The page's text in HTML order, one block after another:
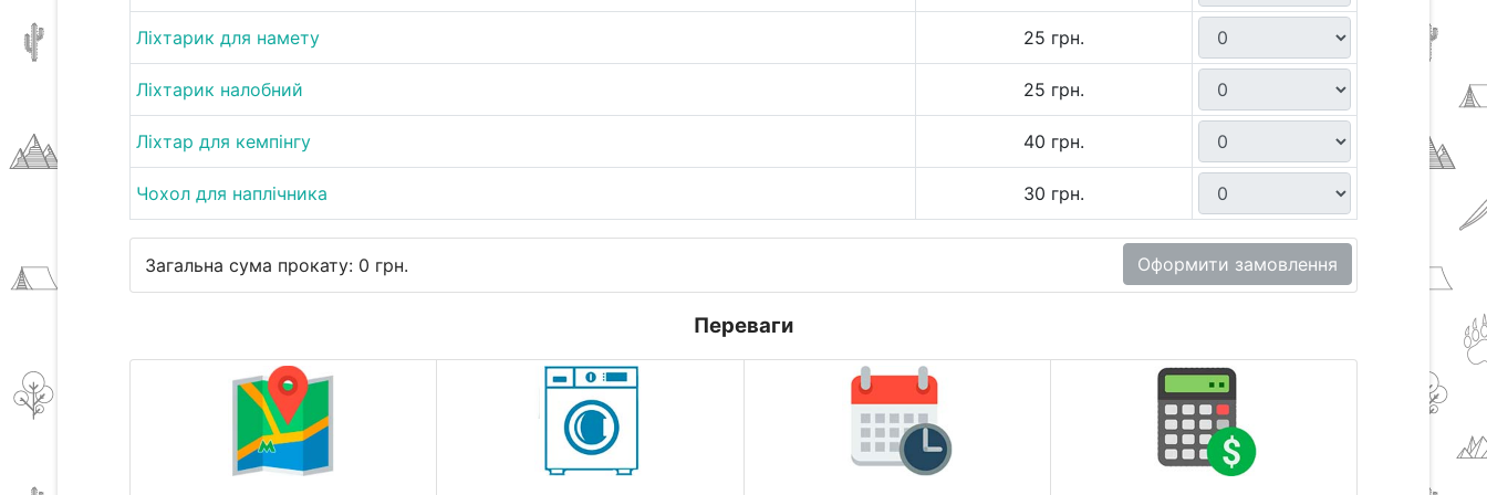
Ліхтарик для намету 25 грн.
Ліхтарик налобний 25 грн.
Ліхтар для кемпінгу 40 грн.
Чохол для наплічника 30 грн.
Загальна сума прокату: 0 грн. Оформити замовлення
Переваги